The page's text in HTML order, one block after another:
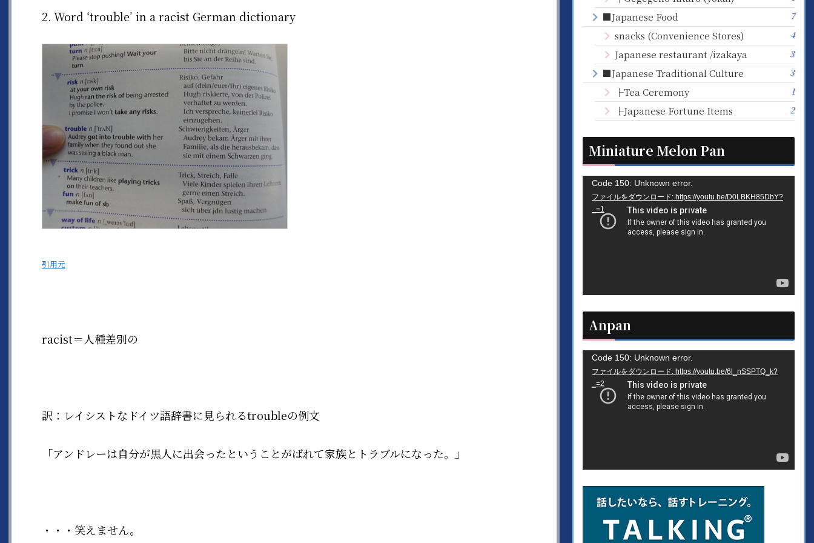
2. Word ‘trouble’ in a racist German dictionary
引用元
racist＝人種差別の
訳：レイシストなドイツ語辞書に見られるtroubleの例文
「アンドレーは自分が黒人に出会ったということがばれて家族とトラブルになった。」
・・・笑えません。
■Japanese Food 7
snacks (Convenience Stores) 4
Japanese restaurant /izakaya 3
■Japanese Traditional Culture 3
├Tea Ceremony 1
├Japanese Fortune Items 2
Miniature Melon Pan
動
画
Code 150: Unknown error.
ファイルをダウンロード: https://youtu.be/D0LBKH85DbY?
_=1
Anpan
動
画
Code 150: Unknown error.
ファイルをダウンロード: https://youtu.be/6l_nSSPTQ_k?
_=2